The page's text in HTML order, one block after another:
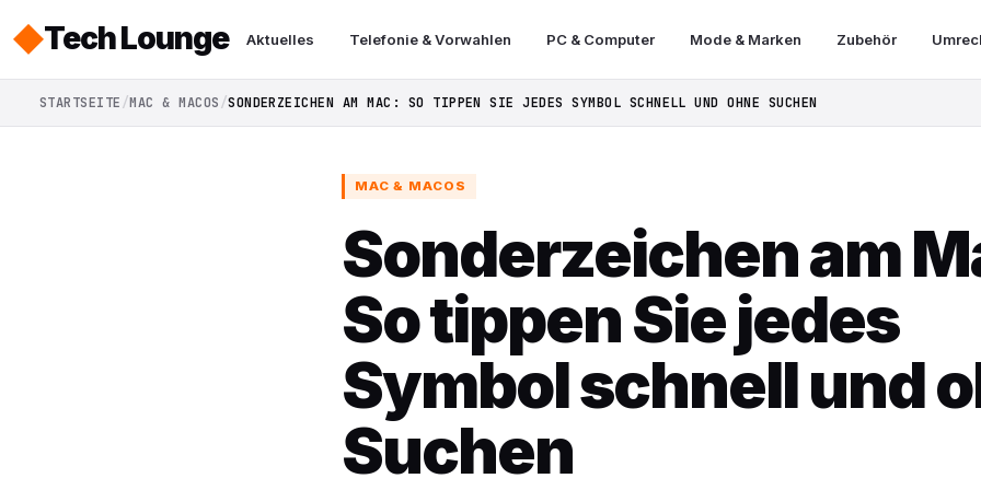
Tech Lounge Aktuelles Telefonie & Vorwahlen PC & Computer Mode & Marken Zubehör
STARTSEITE MAC & MACOS SONDERZEICHEN AM MAC: SO TIPPEN SIE JEDES SYMBOL SCHNELL UND OHNE SUCHEN
MAC & MACOS
Sonderzeichen am
So tippen Sie jedes
Symbol schnell und
Suchen